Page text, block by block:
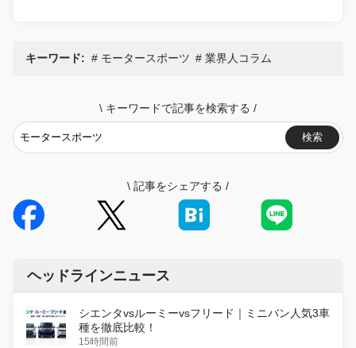
キーワード: モータースポーツ 業界人コラム
\ キーワードで記事を検索する /
検索
\ 記事をシェアする /
ヘッドラインニュース
シエンタvsルーミーvsフリード｜ミニバン人気3車
種を徹底比較！
15時間前